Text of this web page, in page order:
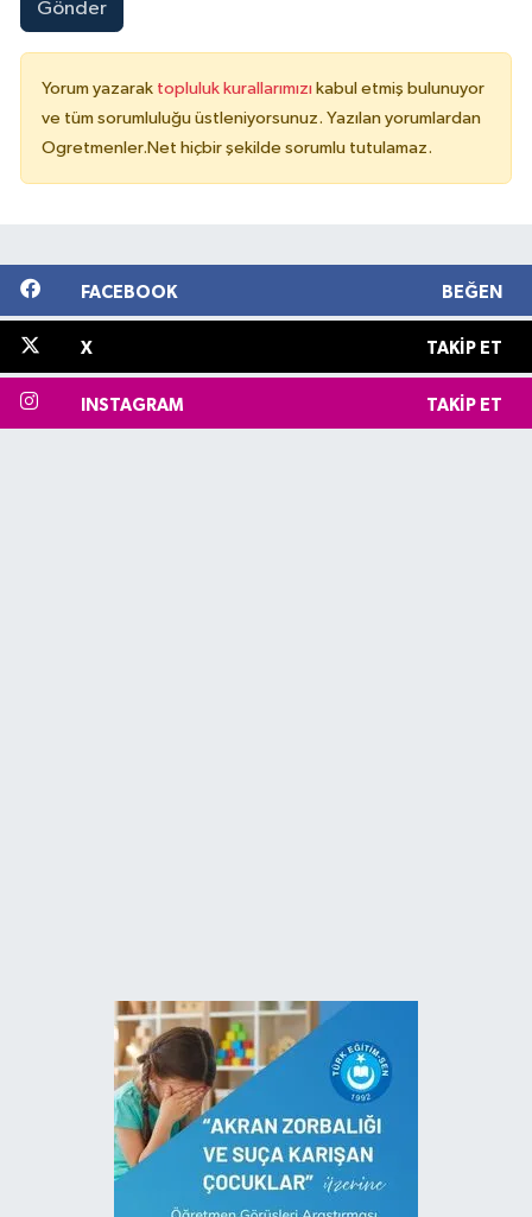
Gönder
Yorum yazarak topluluk kurallarımızı kabul etmiş bulunuyor
ve tüm sorumluluğu üstleniyorsunuz. Yazılan yorumlardan
Ogretmenler.Net hiçbir şekilde sorumlu tutulamaz.
FACEBOOK BEĞEN
X TAKIP ET
INSTAGRAM TAKIP ET